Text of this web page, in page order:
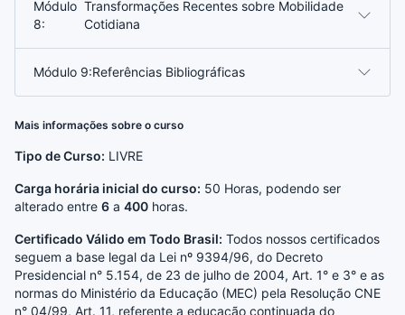
Módulo
8:
Transformações Recentes sobre Mobilidade
Cotidiana
Módulo 9:Referências Bibliográficas
Mais informações sobre o curso
Tipo de Curso: LIVRE
Carga horária inicial do curso: 50 Horas, podendo ser
alterado entre 6 a 400 horas.
Certificado Válido em Todo Brasil: Todos nossos certificados
seguem a base legal da Lei nº 9394/96, do Decreto
Presidencial n° 5.154, de 23 de julho de 2004, Art. 1° e 3° e as
normas do Ministério da Educação (MEC) pela Resolução CNE
n° 04/99, Art. 11, referente a educação continuada do